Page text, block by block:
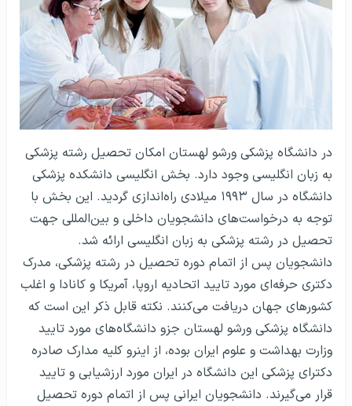
در دانشگاه پزشکی ورشو لهستان امکان تحصیل رشته پزشکی
به زبان انگلیسی وجود دارد. بخش انگلیسی دانشکده پزشکی
دانشگاه در سال ۱۹۹۳ میلادی راه‌اندازی گردید. این بخش با
توجه به درخواست‌های دانشجویان داخلی و بین‌المللی جهت
تحصیل در رشته پزشکی به زبان انگلیسی ارائه شد.
دانشجویان پس از اتمام دوره تحصیل در رشته پزشکی، مدرک
دکتری حرفه‌ای مورد تایید اتحادیه اروپا، آمریکا و کانادا و اغلب
کشورهای جهان دریافت می‌کنند. نکته قابل ذکر این است که
دانشگاه پزشکی ورشو لهستان جزو دانشگاه‌های مورد تایید
وزارت بهداشت و علوم ایران بوده، از اینرو کلیه مدارک صادره
دکترای پزشکی این دانشگاه در ایران مورد ارزشیابی و تایید
قرار می‌گیرند. دانشجویان ایرانی پس از اتمام دوره تحصیل